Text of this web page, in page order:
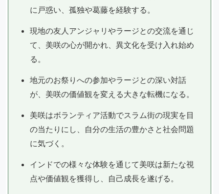
に戸惑い、孤独や葛藤を経験する。
現地の友人アンジャリやラージとの交流を通じ
て、美咲の心が開かれ、異文化を受け入れ始め
る。
地元のお祭りへの参加やラージとの深い対話
が、美咲の価値観を変える大きな転機になる。
美咲はボランティア活動でスラム街の現実を目
の当たりにし、自分の生活の豊かさと社会問題
に気づく。
インドでの様々な体験を通じて美咲は新たな視
点や価値観を獲得し、自己成長を遂げる。